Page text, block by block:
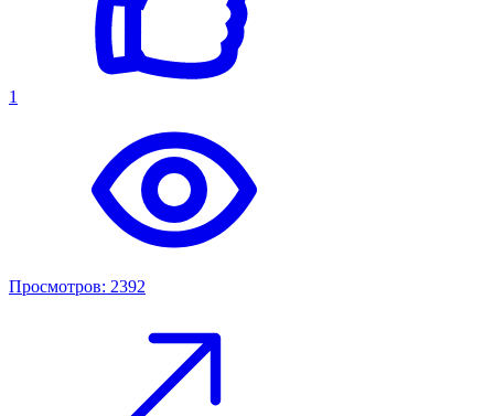
1
Просмотров: 2392